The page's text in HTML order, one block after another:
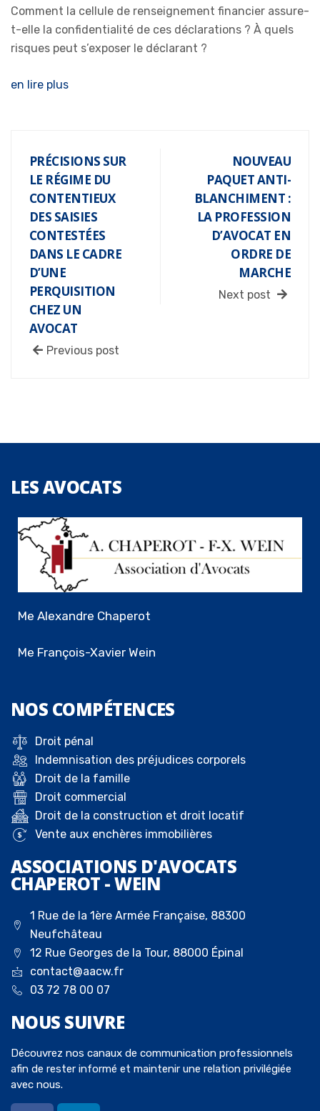
Comment la cellule de renseignement financier assure-
t-elle la confidentialité de ces déclarations ? À quels
risques peut s’exposer le déclarant ?
en lire plus
PRÉCISIONS SUR
LE RÉGIME DU
CONTENTIEUX
DES SAISIES
CONTESTÉES
DANS LE CADRE
D’UNE
PERQUISITION
CHEZ UN
AVOCAT
Previous post
NOUVEAU
PAQUET ANTI-
BLANCHIMENT :
LA PROFESSION
D’AVOCAT EN
ORDRE DE
MARCHE
Next post
LESAVOCATS
Me Alexandre Chaperot
Me François-Xavier Wein
NOS COMPÉTENCES
Droit pénal
Indemnisation des préjudices corporels
Droit de la famille
Droit commercial
Droit de la construction et droit locatif
Vente aux enchères immobilières
ASSOCIATIONS D'AVOCATS
CHAPEROT - WEIN
1 Rue de la 1ère Armée Française, 88300
Neufchâteau
12 Rue Georges de la Tour, 88000 Épinal
contact@aacw.fr
03 72 78 00 07
NOUS SUIVRE
Découvrez nos canaux de communication professionnels
afin de rester informé et maintenir une relation privilégiée
avec nous.